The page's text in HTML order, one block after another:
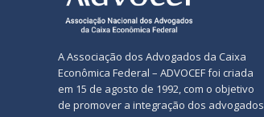
A Associação dos Advogados da Caixa
Econômica Federal – ADVOCEF foi criada
em 15 de agosto de 1992, com o objetivo
de promover a integração dos advogados